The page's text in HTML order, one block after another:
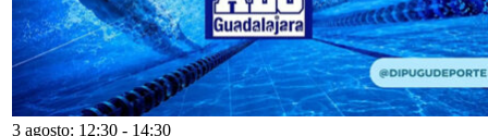
3 agosto: 12:30 - 14:30